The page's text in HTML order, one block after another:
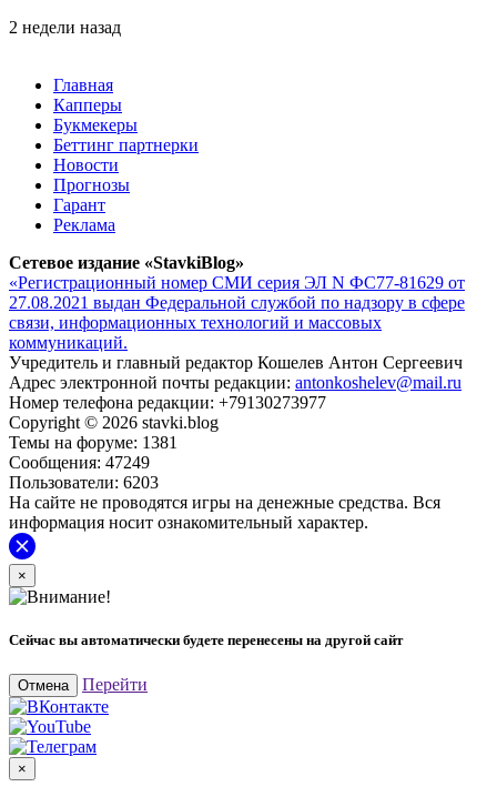
2 недели назад
Главная
Капперы
Букмекеры
Беттинг партнерки
Новости
Прогнозы
Гарант
Реклама
Сетевое издание «StavkiBlog»
«Регистрационный номер СМИ серия ЭЛ N ФС77-81629 от
27.08.2021 выдан Федеральной службой по надзору в сфере
связи, информационных технологий и массовых
коммуникаций.
Учредитель и главный редактор Кошелев Антон Сергеевич
Адрес электронной почты редакции: antonkoshelev@mail.ru
Номер телефона редакции: +79130273977
Copyright © 2026 stavki.blog
Темы на форуме: 1381
Сообщения: 47249
Пользователи: 6203
На сайте не проводятся игры на денежные средства. Вся
информация носит ознакомительный характер.
×
Сейчас вы автоматически будете перенесены на другой сайт
Отмена Перейти
×